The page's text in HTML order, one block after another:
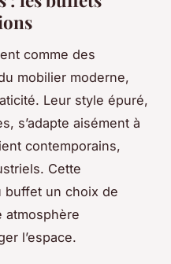
comme des
mobilier moderne,
Leur style épuré,
s’adapte aisément à
contemporains,
Cette
buffet un choix de
atmosphère
l’espace.